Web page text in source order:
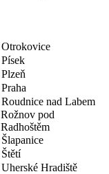
Otrokovice
Písek
Plzeň
Praha
Roudnice nad Labem
Rožnov pod
Radhoštěm
Šlapanice
Štětí
Uherské Hradiště